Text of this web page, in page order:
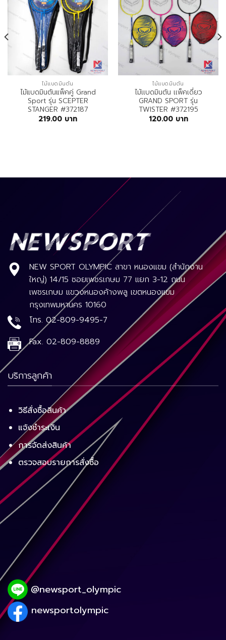
ไม้แบดมินตัน
ไม้แบดมินตันแพ็คคู่ Grand
Sport รุ่น SCEPTER
STANGER #372187
219.00 บาท
ไม้แบดมินตัน
ไม้เเบดมินตัน เเพ็คเดี่ยว
GRAND SPORT รุ่น
TWISTER #372195
120.00 บาท
NEW SPORT OLYMPIC สาขา หนองแขม (สำนักงาน
ใหญ่) 14/15 ซอยเพชรเกษม 77 แยก 3-12 ถนน
เพชรเกษม แขวงหนองค้างพลู เขตหนองแขม
กรุงเทพมหานคร 10160
โทร. 02-809-9495-7
Fax. 02-809-8889
บริการลูกค้า
วิธีสั่งซื้อสินค้า
แจ้งชำระเงิน
การจัดส่งสินค้า
ตรวจสอบรายการสั่งซื้อ
@newsport_olympic
newsportolympic